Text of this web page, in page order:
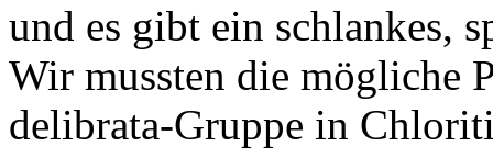
und es gibt ein schlankes,
Wir mussten die mögliche
delibrata-Gruppe in